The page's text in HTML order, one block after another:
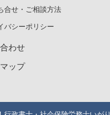
合せ・ご相談方法
バシーポリシー
わせ
ップ